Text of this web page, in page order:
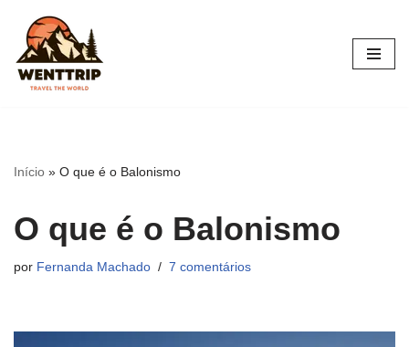
Pular
para
Início » O que é o Balonismo
O que é o Balonismo
por Fernanda Machado 7 comentários